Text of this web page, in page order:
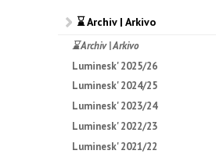
⌛ Archiv | Arkivo
⌛ Archiv | Arkivo
Luminesk' 2025/26
Luminesk' 2024/25
Luminesk' 2023/24
Luminesk' 2022/23
Luminesk' 2021/22